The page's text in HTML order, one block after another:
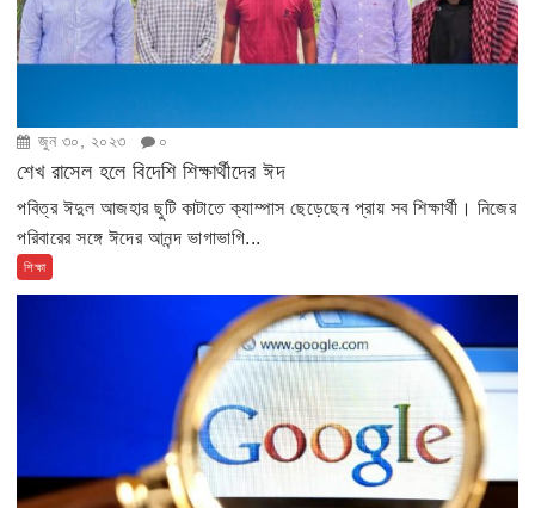
জুন ৩০, ২০২৩ ০
শেখ রাসেল হলে বিদেশি শিক্ষার্থীদের ঈদ
পবিত্র ঈদুল আজহার ছুটি কাটাতে ক্যাম্পাস ছেড়েছেন প্রায় সব শিক্ষার্থী। নিজের
পরিবারের সঙ্গে ঈদের আনন্দ ভাগাভাগি...
শিক্ষা